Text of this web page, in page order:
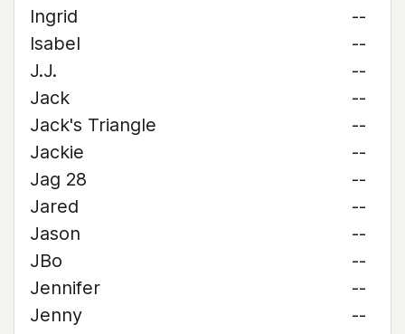
Ingrid
--
Isabel
--
J.J.
--
Jack
--
Jack's Triangle
--
Jackie
--
Jag 28
--
Jared
--
Jason
--
JBo
--
Jennifer
--
Jenny
--